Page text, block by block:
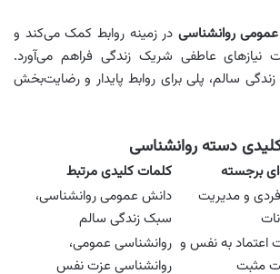
روانشناسی در زمینه روابط کمک می‌کند و
نیازهای عاطفی شریک زندگی فراهم می‌آورد.
سالم، پلی برای روابط پایدار و رضایت‌بخش
دسته روانشناسی
برجسته
کلمات کلیدی مرتبط
و مدیریت
دانش عمومی روانشناسی،
سبک زندگی سالم
اعتماد به نفس و
مثبت
روانشناسی عمومی،
روانشناسی عزت نفس